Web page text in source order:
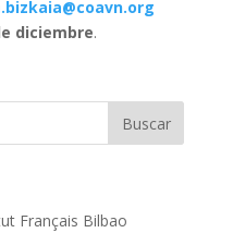
diciembre.
Français Bilbao